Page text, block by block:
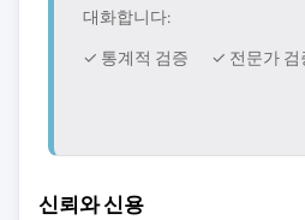
대화합니다:
✓ 통계적 검증
✓ 전문가 검
신뢰와 신용